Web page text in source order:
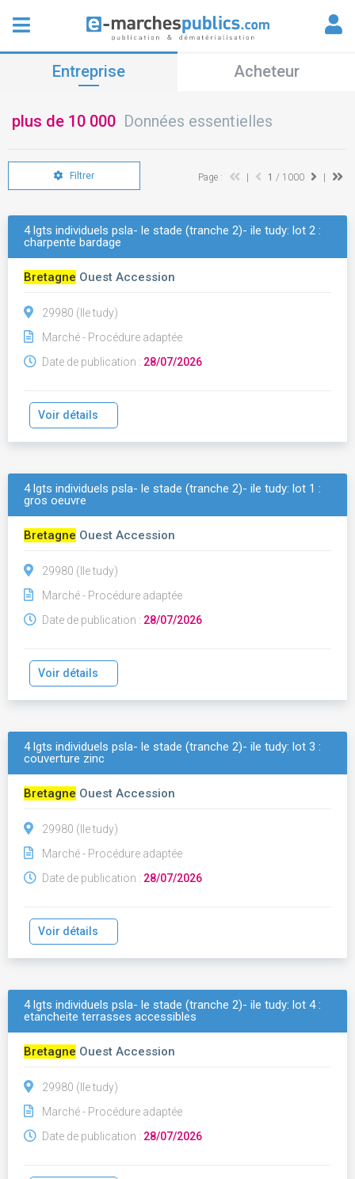
Entreprise Acheteur
plus de 10 000 Données essentielles
Filtrer Page : 1 / 1000
4 lgts individuels psla- le stade (tranche 2)- ile tudy: lot 2 :
charpente bardage
Bretagne Ouest Accession
29980 (Ile tudy)
Marché - Procédure adaptée
Date de publication : 28/07/2026
Voir détails
4 lgts individuels psla- le stade (tranche 2)- ile tudy: lot 1 :
gros oeuvre
Bretagne Ouest Accession
29980 (Ile tudy)
Marché - Procédure adaptée
Date de publication : 28/07/2026
Voir détails
4 lgts individuels psla- le stade (tranche 2)- ile tudy: lot 3 :
couverture zinc
Bretagne Ouest Accession
29980 (Ile tudy)
Marché - Procédure adaptée
Date de publication : 28/07/2026
Voir détails
4 lgts individuels psla- le stade (tranche 2)- ile tudy: lot 4 :
etancheite terrasses accessibles
Bretagne Ouest Accession
29980 (Ile tudy)
Marché - Procédure adaptée
Date de publication : 28/07/2026